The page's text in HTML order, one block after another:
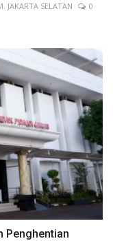
JAKARTA SELATAN
0
Penghentian